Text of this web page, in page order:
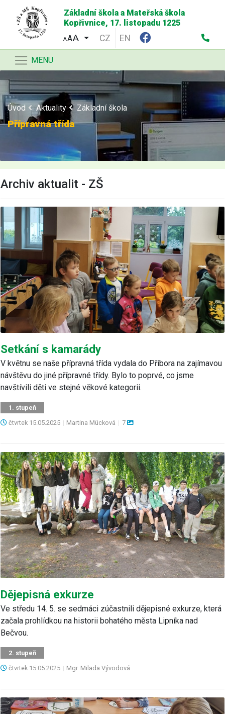
Základní škola a Mateřská škola
Kopřivnice, 17. listopadu 1225
AA CZ EN
MENU
Úvod Aktuality Základní škola
Přípravná třída
Archiv aktualit - ZŠ
Setkání s kamarády
V květnu se naše přípravná třída vydala do Příbora na zajímavou
návštěvu do jiné přípravné třídy. Bylo to poprvé, co jsme
navštívili děti ve stejné věkové kategorii.
1. stupeň
čtvrtek 15.05.2025 | Martina Mücková | 7
Dějepisná exkurze
Ve středu 14. 5. se sedmáci zúčastnili dějepisné exkurze, která
začala prohlídkou na historii bohatého města Lipníka nad
Bečvou.
2. stupeň
čtvrtek 15.05.2025 | Mgr. Milada Vývodová